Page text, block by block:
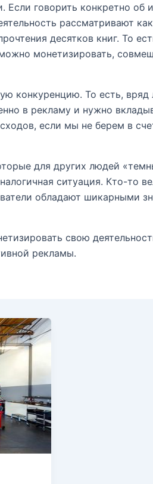
Если говорить конкретно об
рассматривают
десятков книг. То
монетизировать,
конкуренцию. То есть, вряд
в рекламу и нужно
если мы не берем в
для других людей
ситуация. Кто-то
обладают шикарными
свою
рекламы.